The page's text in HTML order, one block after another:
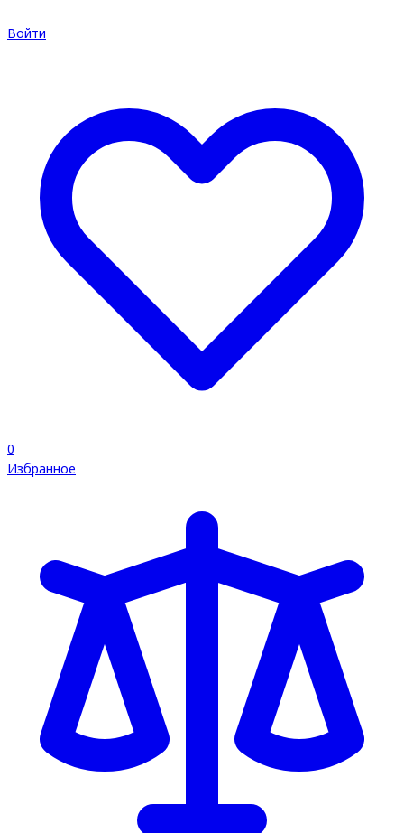
Войти
0
Избранное